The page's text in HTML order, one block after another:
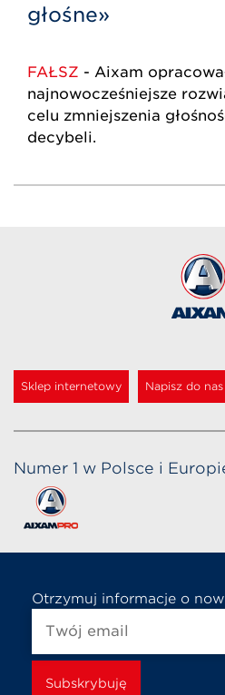
głośne»
FAŁSZ - Aixam
najnowocześniejsze
celu zmniejszenia
decybeli.
Sklep internetowy Napisz do nas
Numer 1 w Polsce i
Otrzymuj informacje o